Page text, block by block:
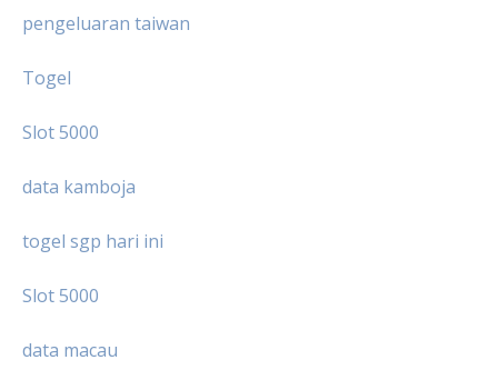
pengeluaran taiwan
Togel
Slot 5000
data kamboja
togel sgp hari ini
Slot 5000
data macau